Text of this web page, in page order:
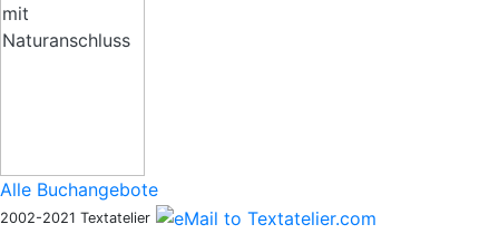
Alle Buchangebote
2002-2021 Textatelier